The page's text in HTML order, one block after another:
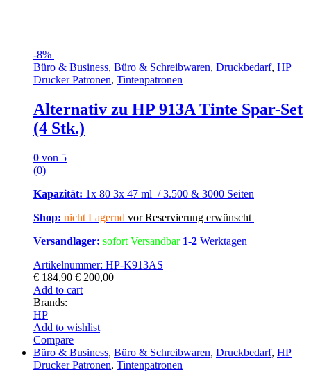
-8%
Büro & Business, Büro & Schreibwaren, Druckbedarf, HP
Drucker Patronen, Tintenpatronen
Alternativ zu HP 913A Tinte Spar-Set
(4 Stk.)
0 von 5
(0)
Kapazität: 1x 80 3x 47 ml / 3.500 & 3000 Seiten
Shop: nicht Lagernd vor Reservierung erwünscht
Versandlager: sofort Versandbar 1-2 Werktagen
Artikelnummer: HP-K913AS
€ 184,90 €200,00
Add to cart
Brands:
HP
Add to wishlist
Compare
Büro & Business, Büro & Schreibwaren, Druckbedarf, HP
Drucker Patronen, Tintenpatronen